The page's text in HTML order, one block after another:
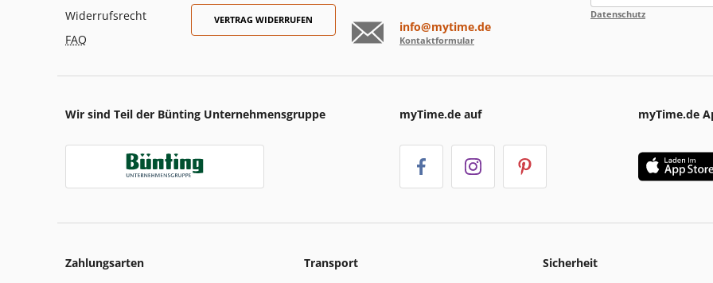
Widerrufsrecht
FAQ
VERTRAG WIDERRUFEN info@mytime.de
Kontaktformular
Datenschutz
Wir sind Teil der Bünting Unternehmensgruppe myTime.de auf myTime.de
Zahlungsarten Transport Sicherheit